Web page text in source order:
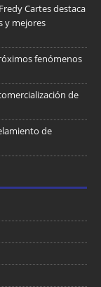
Cartes destaca
y mejores
fenómenos
de
de